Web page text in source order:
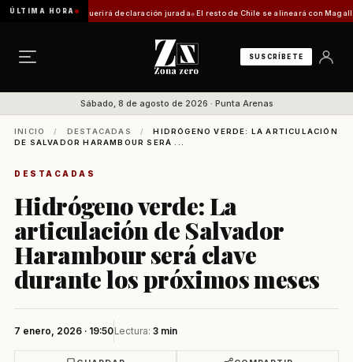
ÚLTIMA HORA
trámite requerirá declaración jurada El resto de Chile se alineará con Magallanes:
SUSCRÍBETE
Sábado, 8 de agosto de 2026 · Punta Arenas
INICIO / DESTACADAS /
HIDRÓGENO VERDE: LA ARTICULACIÓN
DE SALVADOR HARAMBOUR SERÁ ...
DESTACADAS
Hidrógeno verde: La
articulación de Salvador
Harambour será clave
durante los próximos meses
7 enero, 2026 · 19:50Lectura: 3 min